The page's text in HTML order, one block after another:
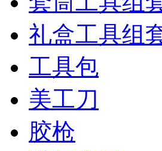
礼盒工具组
工具包
美工刀
胶枪